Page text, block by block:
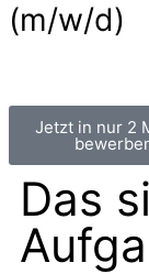
(m/w/d)
Jetzt in nur 2
Das